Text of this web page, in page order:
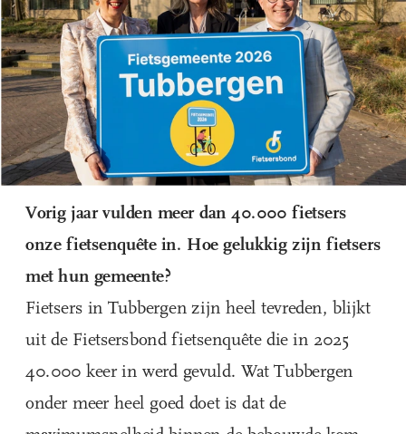
Vorig jaar vulden meer dan 40.000 fietsers
onze fietsenquête in. Hoe gelukkig zijn fietsers
met hun gemeente?
Fietsers in Tubbergen zijn heel tevreden, blijkt
uit de Fietsersbond fietsenquête die in 2025
40.000 keer in werd gevuld. Wat Tubbergen
onder meer heel goed doet is dat de